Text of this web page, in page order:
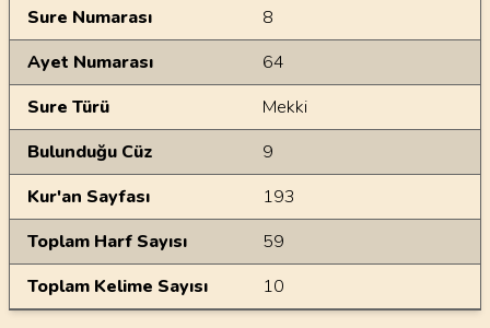
Sure Numarası
8
Ayet Numarası
64
Sure Türü
Mekki
Bulunduğu Cüz
9
Kur'an Sayfası
193
Toplam Harf Sayısı
59
Toplam Kelime Sayısı
10